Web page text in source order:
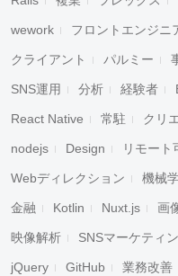
wework フロントエンジニ
クライアント パルミー
SNS運用 分析 経験者
React Native 常駐 クリ
nodejs Design リモート
Webディレクション 機械
金融 Kotlin Nuxt.js 画
映像解析 SNSマーケティ
jQuery GitHub 業務改善